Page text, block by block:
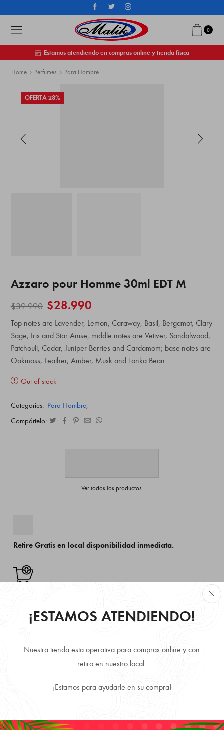
¡ESTAMOS ATENDIENDO!
Nuestra tienda esta operativa para compras online y con
retiro en nuestro local.
¡Estamos para ayudarle en su compra!
0
Estamos atendiendo en compras online y tienda física
Home Perfumes Para Hombre
OFERTA 28%
Azzaro pour Homme 30ml EDT M
$39.990 $28.990
Top notes are Lavender, Lemon, Caraway, Basil, Bergamot, Clary
Sage, Iris and Star Anise; middle notes are Vetiver, Sandalwood,
Patchouli, Cedar, Juniper Berries and Cardamom; base notes are
Oakmoss, Leather, Amber, Musk and Tonka Bean.
Out of stock
Categories: Para Hombre,
Compártelo:
Ver todos los productos
Retire Gratis en local disponibilidad inmediata.
Despachamos a todo Chile, directo a tu puerta.